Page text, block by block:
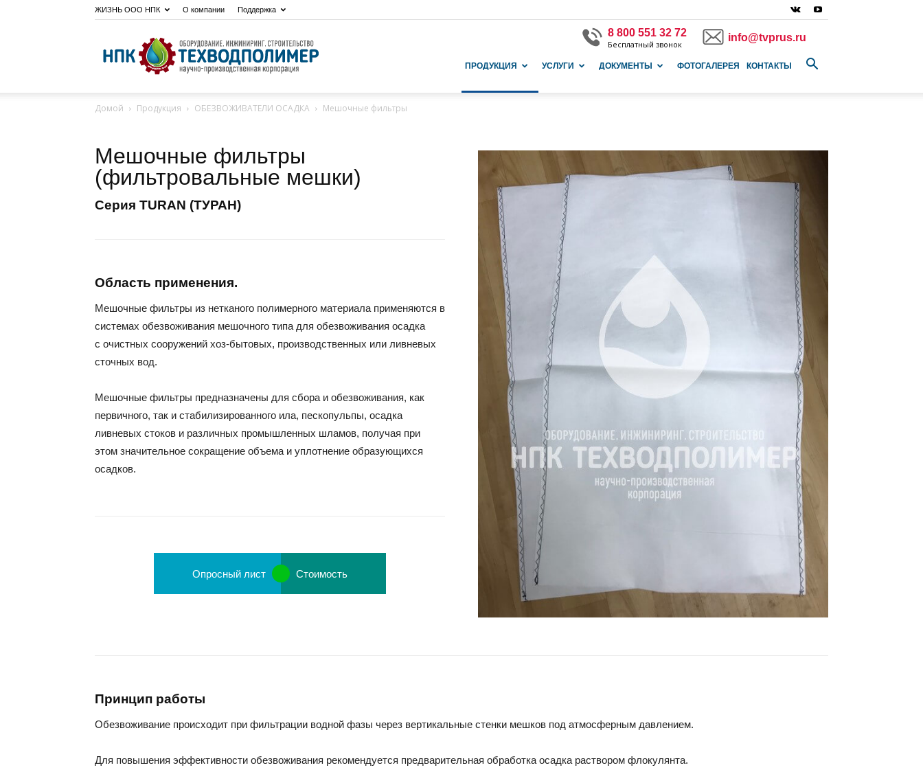
ЖИЗНЬ ООО НПК О компании Поддержка
8 800 551 32 72
Бесплатный звонок
info@tvprus.ru
России
ПРОДУКЦИЯ УСЛУГИ ДОКУМЕНТЫ ФОТОГАЛЕРЕЯ КОНТАКТЫ
Домой Продукция ОБЕЗВОЖИВАТЕЛИ ОСАДКА Мешочные фильтры
Мешочные фильтры
(фильтровальные мешки)
Cерия TURAN (ТУРАН)
Область применения.
Мешочные фильтры из нетканого полимерного материала применяются в
системах обезвоживания мешочного типа для обезвоживания осадка
с очистных сооружений хоз-бытовых, производственных или ливневых
сточных вод.
Мешочные фильтры предназначены для сбора и обезвоживания, как
первичного, так и стабилизированного ила, пескопульпы, осадка
ливневых стоков и различных промышленных шламов, получая при
этом значительное сокращение объема и уплотнение образующихся
осадков.
Опросный лист Стоимость
Принцип работы
Обезвоживание происходит при фильтрации водной фазы через вертикальные стенки мешков под атмосферным давлением.
Для повышения эффективности обезвоживания рекомендуется предварительная обработка осадка раствором флокулянта.